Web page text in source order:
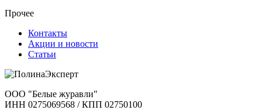
Прочее
Контакты
Акции и новости
Статьи
ООО "Белые журавли"
ИНН 0275069568 / КПП 02750100